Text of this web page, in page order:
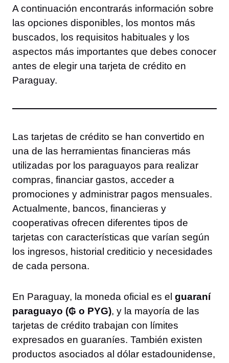
A continuación encontrarás información sobre
las opciones disponibles, los montos más
buscados, los requisitos habituales y los
aspectos más importantes que debes conocer
antes de elegir una tarjeta de crédito en
Paraguay.
Las tarjetas de crédito se han convertido en
una de las herramientas financieras más
utilizadas por los paraguayos para realizar
compras, financiar gastos, acceder a
promociones y administrar pagos mensuales.
Actualmente, bancos, financieras y
cooperativas ofrecen diferentes tipos de
tarjetas con características que varían según
los ingresos, historial crediticio y necesidades
de cada persona.
En Paraguay, la moneda oficial es el guaraní
paraguayo (₲ o PYG), y la mayoría de las
tarjetas de crédito trabajan con límites
expresados en guaraníes. También existen
productos asociados al dólar estadounidense,